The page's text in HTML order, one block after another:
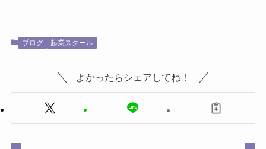
ブログ 起業スクール
よかったらシェアしてね！